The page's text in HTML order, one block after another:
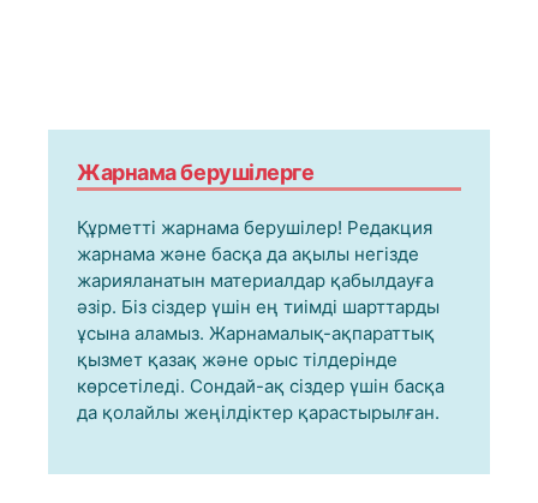
Жарнама берушілерге
Құрметті жарнама берушілер! Редакция
жарнама және басқа да ақылы негізде
жарияланатын материалдар қабылдауға
әзір. Біз сіздер үшін ең тиімді шарттарды
ұсына аламыз. Жарнамалық-ақпараттық
қызмет қазақ және орыс тілдерінде
көрсетіледі. Сондай-ақ сіздер үшін басқа
да қолайлы жеңілдіктер қарастырылған.